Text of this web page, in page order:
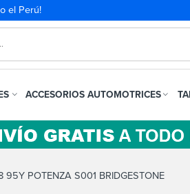
el Perú!
ACCESORIOS AUTOMOTRICES
POTENZA S001 BRIDGESTONE